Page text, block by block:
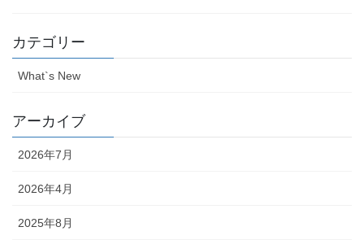
カテゴリー
What`s New
アーカイブ
2026年7月
2026年4月
2025年8月